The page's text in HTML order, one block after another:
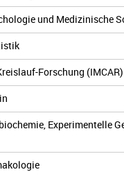
und Medizinische
Forschung (IMCAR)
Experimentelle